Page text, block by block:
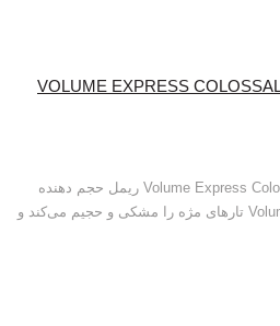
ریمل حجم دهنده میبلین مدل Volume Express Colossal ریمل حجم دهنده
میبلین مدل Volume Express Colossal تارهای مژه را مشکی و حجیم می‌کند و